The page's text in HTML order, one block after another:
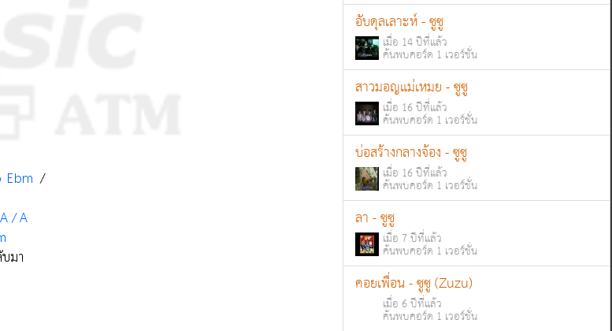
อับดุลเลาะห์ - ซูซู
เมื่อ 14 ปีที่แล้ว
ค้นพบคอร์ด 1 เวอร์ชั่น
สาวมอญแม่เหมย - ซูซู
เมื่อ 16 ปีที่แล้ว
ค้นพบคอร์ด 1 เวอร์ชั่น
บ่อสร้างกลางจ้อง - ซูซู
เมื่อ 16 ปีที่แล้ว
ค้นพบคอร์ด 1 เวอร์ชั่น
ลา - ซูซู
เมื่อ 7 ปีที่แล้ว
ค้นพบคอร์ด 1 เวอร์ชั่น
คอยเพื่อน - ซูซู (Zuzu)
เมื่อ 6 ปีที่แล้ว
ค้นพบคอร์ด 1 เวอร์ชั่น